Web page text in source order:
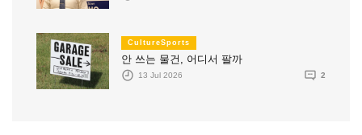
CultureSports
안 쓰는 물건, 어디서 팔까
13 Jul 2026 2